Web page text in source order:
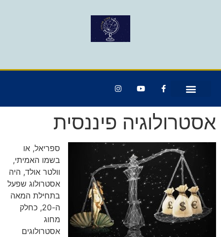
אסטרולוגיה פיננסית
ספריאל, או
בשמו האמיתי,
וולטר אולד, היה
אסטרולוג שפעל
בתחילת המאה
ה-20, כחלק
מחוג
אסטרולוגים